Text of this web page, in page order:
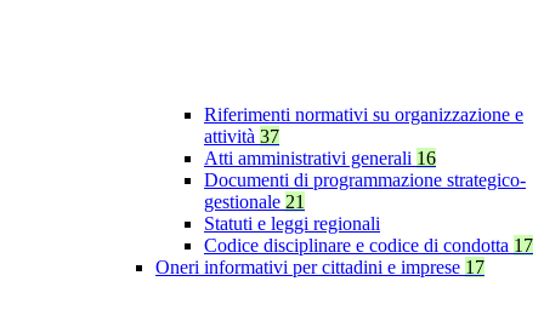
Riferimenti normativi su organizzazione e
attività 37
Atti amministrativi generali 16
Documenti di programmazione strategico-
gestionale 21
Statuti e leggi regionali
Codice disciplinare e codice di condotta 17
Oneri informativi per cittadini e imprese 17